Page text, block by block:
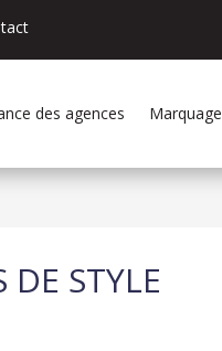
des agences Marquage
STYLE